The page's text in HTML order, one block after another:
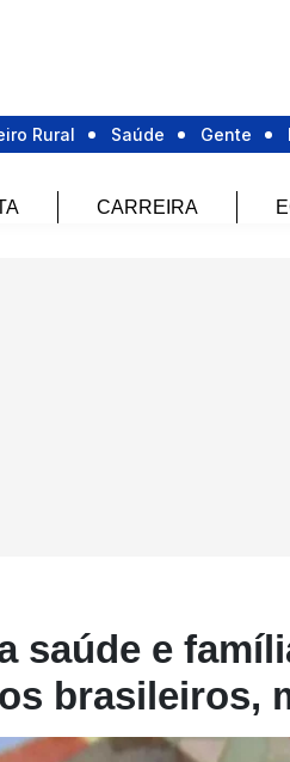
Rural Saúde Gente
CARREIRA
saúde e
brasileiros,